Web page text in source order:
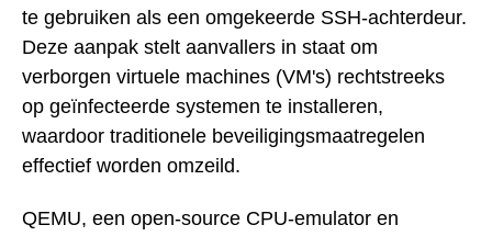
te gebruiken als een omgekeerde SSH-achterdeur.
Deze aanpak stelt aanvallers in staat om
verborgen virtuele machines (VM's) rechtstreeks
op geïnfecteerde systemen te installeren,
waardoor traditionele beveiligingsmaatregelen
effectief worden omzeild.
QEMU, een open-source CPU-emulator en